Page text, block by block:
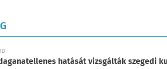
hatását vizsgálták szegedi